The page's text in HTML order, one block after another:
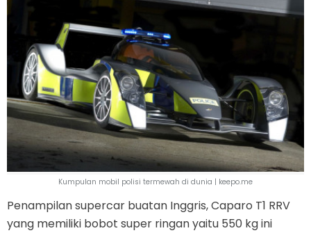
Kumpulan mobil polisi termewah di dunia | keepo.me
Penampilan supercar buatan Inggris, Caparo T1 RRV
yang memiliki bobot super ringan yaitu 550 kg ini